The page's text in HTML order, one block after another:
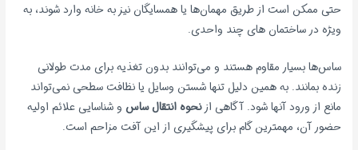
حتی ممکن است از طریق مهمان‌ها یا همسایگان نیز به خانه وارد شوند، به
ویژه در ساختمان های چند واحدی.
ساس‌ها بسیار مقاوم هستند و می‌توانند بدون تغذیه برای مدت طولانی
زنده بمانند. به همین دلیل تنها شستن وسایل یا نظافت سطحی نمی‌تواند
مانع از ورود آنها شود. آگاهی ازنحوه انتقال ساس و شناسایی علائم اولیه
حضور آن، مهمترین گام برای پیشگیری از این آفت مزاحم است.